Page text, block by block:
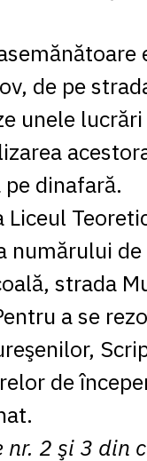
de pe
unele
dinafară.
numărului
strada
a se
de
nr. 2 şi 3 din